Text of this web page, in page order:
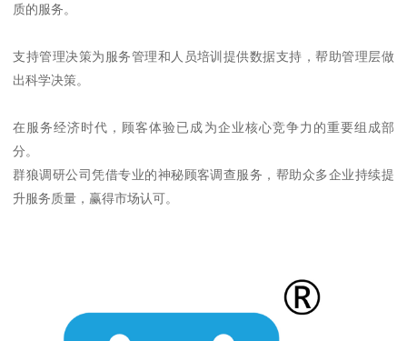
质的服务。
支持管理决策为服务管理和人员培训提供数据支持，帮助管理层做
出科学决策。
在服务经济时代，顾客体验已成为企业核心竞争力的重要组成部
分。
群狼调研公司凭借专业的神秘顾客调查服务，帮助众多企业持续提
升服务质量，赢得市场认可。